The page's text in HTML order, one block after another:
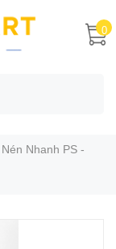
0
Nhanh PS -